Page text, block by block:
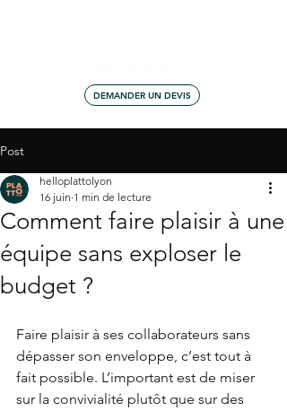
DEMANDER UN DEVIS
Post
Comment faire plaisir à une
équipe sans exploser le
budget ?
helloplattolyon
16 juin 1 min de lecture
Faire plaisir à ses collaborateurs sans
dépasser son enveloppe, c’est tout à
fait possible. L’important est de miser
sur la convivialité plutôt que sur des